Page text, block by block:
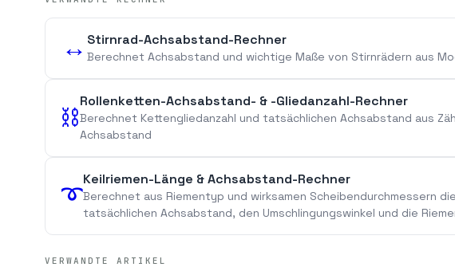
↔️ Stirnrad-Achsabstand-Rechner
Berechnet Achsabstand und wichtige Maße von Stirnrädern aus
⛓️
Rollenketten-Achsabstand- & -Gliedanzahl-Rechner
Berechnet Kettengliedanzahl und tatsächlichen Achsabstand aus
Achsabstand
➰
Keilriemen-Länge & Achsabstand-Rechner
Berechnet aus Riementyp und wirksamen Scheibendurchmessern
tatsächlichen Achsabstand, den Umschlingungswinkel und die
VERWANDTE ARTIKEL